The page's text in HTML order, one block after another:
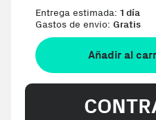
Entrega estimada: 1 día
Gastos de envio: Gratis
Añadir al